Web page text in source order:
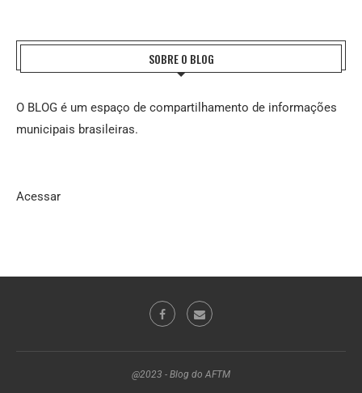
SOBRE O BLOG
O BLOG é um espaço de compartilhamento de informações
municipais brasileiras.
Acessar
@2023 - Blog do AFTM